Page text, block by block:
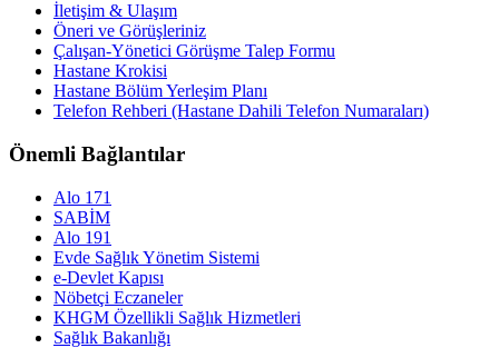
İletişim & Ulaşım
Öneri ve Görüşleriniz
Çalışan-Yönetici Görüşme Talep Formu
Hastane Krokisi
Hastane Bölüm Yerleşim Planı
Telefon Rehberi (Hastane Dahili Telefon Numaraları)
Önemli Bağlantılar
Alo 171
SABİM
Alo 191
Evde Sağlık Yönetim Sistemi
e-Devlet Kapısı
Nöbetçi Eczaneler
KHGM Özellikli Sağlık Hizmetleri
Sağlık Bakanlığı